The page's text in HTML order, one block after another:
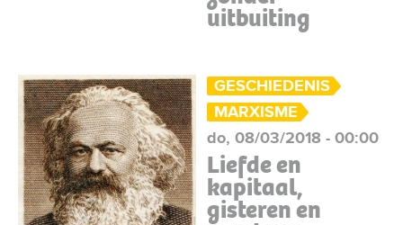
uitbuiting
GESCHIEDENIS
MARXISME
do, 08/03/2018 - 00:00
Liefde en
kapitaal,
gisteren en